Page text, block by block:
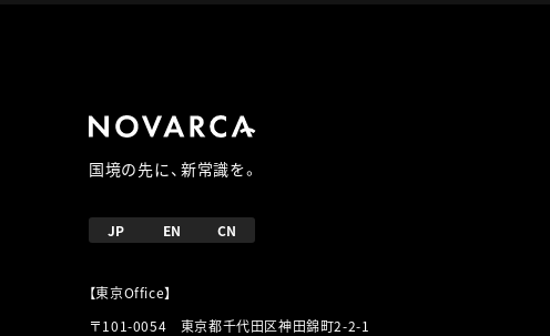
国境の先に、新常識を。
JP EN CN
【東京Office】
〒101-0054 東京都千代田区神田錦町2-2-1